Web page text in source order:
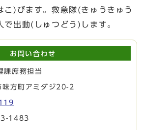
こ)びます。救急隊(きゅうきゅう
出動(しゅつどう)します。
お問い合わせ
課庶務担当
方町アミダジ20-2
1483